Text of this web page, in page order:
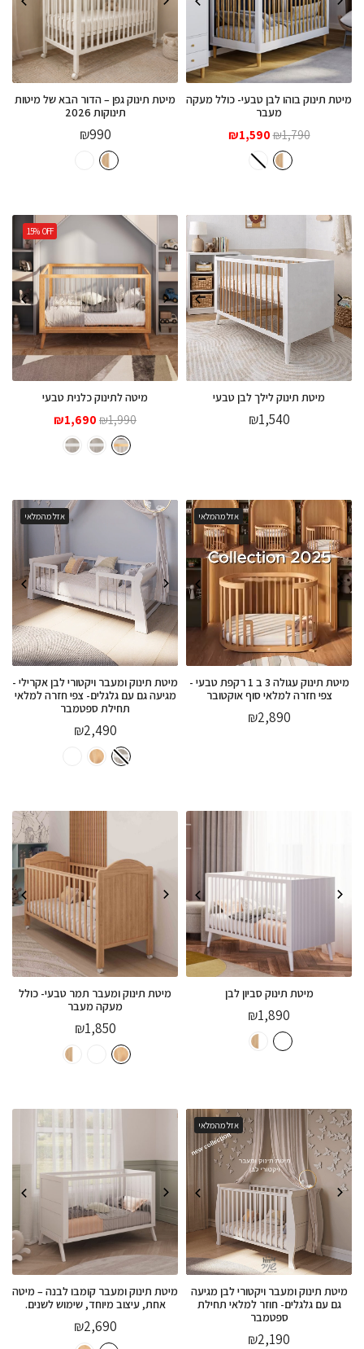
מיטת תינוק בוהו לבן טבעי- כולל מעקה
מעבר
₪1,790
המחיר
המקורי
היה:
₪1,590
המחיר
מיטת תינוק גפן – הדור הבא של מיטות
תינוקות 2026
₪990
מיטת תינוק לילך לבן טבעי
₪1,540
15% OFF
מיטה לתינוק כלנית טבעי
₪1,990
המחיר
המקורי
היה:
₪1,690
המחיר
אזל מהמלאי
מיטת תינוק עגולה 3 ב 1 רקפת טבעי -
צפי חזרה למלאי סוף אוקטובר
₪2,890
אזל מהמלאי
מיטת תינוק ומעבר ויקטורי לבן אקרילי -
מגיעה גם עם גלגלים- צפי חזרה למלאי
תחילת ספטמבר
₪2,490
מיטת תינוק סביון לבן
₪1,890
מיטת תינוק ומעבר תמר טבעי- כולל
מעקה מעבר
₪1,850
אזל מהמלאי
מיטת תינוק ומעבר ויקטורי לבן מגיעה
גם עם גלגלים- חוזר למלאי תחילת
ספטמבר
₪2,190
מיטת תינוק ומעבר קומבו לבנה – מיטה
אחת, עיצוב מיוחד, שימוש לשנים.
₪2,690